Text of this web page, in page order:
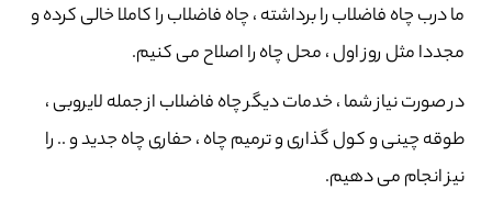
ما درب چاه فاضلاب را برداشته ، چاه فاضلاب را کاملا خالی کرده و
مجددا مثل روز اول ، محل چاه را اصلاح می کنیم.
در صورت نیاز شما ، خدمات دیگر چاه فاضلاب از جمله لایروبی ،
طوقه چینی و کول گذاری و ترمیم چاه ، حفاری چاه جدید و .. را
نیز انجام می دهیم.